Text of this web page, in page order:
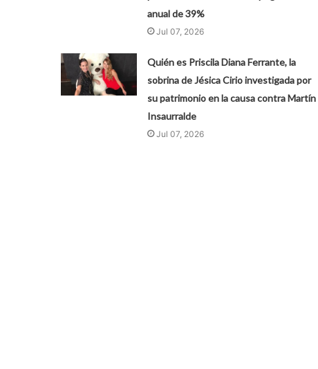
anual de 39%
Jul 07, 2026
Quién es Priscila Diana Ferrante, la
sobrina de Jésica Cirio investigada por
su patrimonio en la causa contra Martín
Insaurralde
Jul 07, 2026